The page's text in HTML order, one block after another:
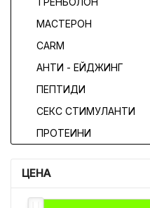
МАСТЕРОН
CARM
АНТИ - ЕЙДЖИНГ
ПЕПТИДИ
СЕКС СТИМУЛАНТИ
ПРОТЕИНИ
ЦЕНА